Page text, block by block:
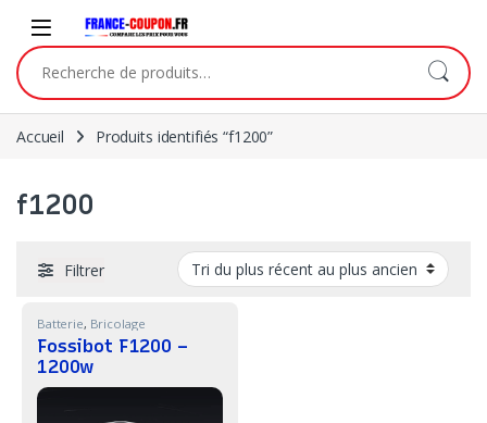
Recherche pour :
Accueil Produits identifiés “f1200”
f1200
Filtrer
Batterie, Bricolage
Fossibot F1200 –
1200w